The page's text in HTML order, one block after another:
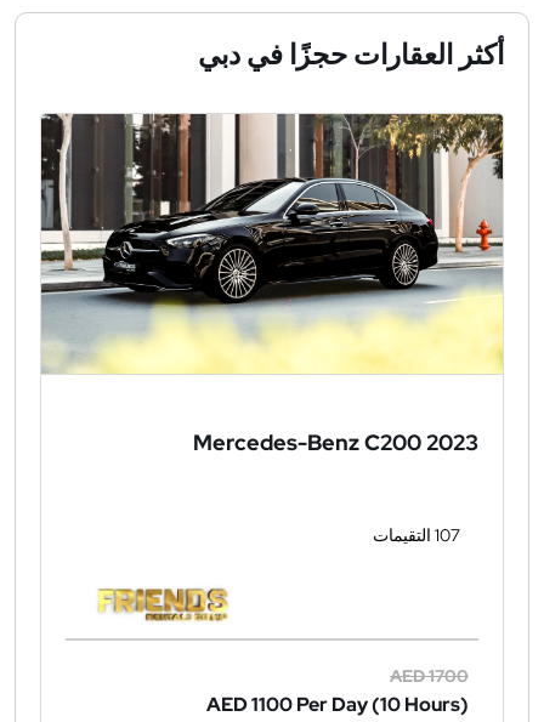
أكثر العقارات حجزًا في دبي
Mercedes-Benz C200 2023
107 التقيمات
AED 1700
AED 1100Per Day (10 Hours)